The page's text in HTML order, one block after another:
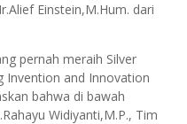
Einstein,M.Hum. dari
pernah meraih Silver
Invention and Innovation
bahwa di bawah
Widiyanti,M.P., Tim